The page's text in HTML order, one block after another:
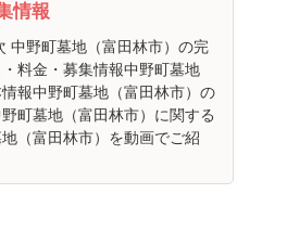
情報
中野町墓地（富田林市）の完
料金・募集情報中野町墓地
情報中野町墓地（富田林市）の
町墓地（富田林市）に関する
（富田林市）を動画でご紹